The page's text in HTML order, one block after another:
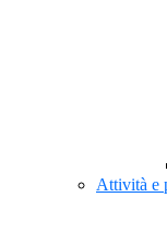
Attività e